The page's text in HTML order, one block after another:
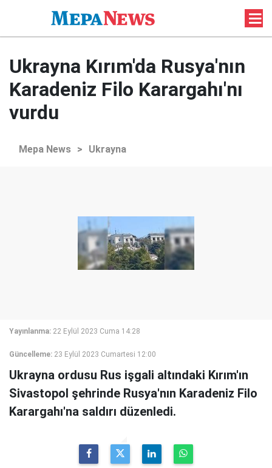
Ukrayna Kırım'da Rusya'nın
Karadeniz Filo Karargahı'nı
vurdu
Mepa News > Ukrayna
Yayınlanma: 22 Eylül 2023 Cuma 14:28
Güncelleme: 23 Eylül 2023 Cumartesi 12:00
Ukrayna ordusu Rus işgali altındaki Kırım'ın
Sivastopol şehrinde Rusya'nın Karadeniz Filo
Karargahı'na saldırı düzenledi.